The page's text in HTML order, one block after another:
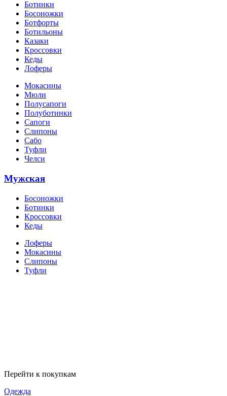
Ботинки
Босоножки
Ботфорты
Ботильоны
Казаки
Кроссовки
Кеды
Лоферы
Мокасины
Мюли
Полусапоги
Полуботинки
Сапоги
Слипоны
Сабо
Туфли
Челси
Мужская
Босоножки
Ботинки
Кроссовки
Кеды
Лоферы
Мокасины
Слипоны
Туфли
Перейти к покупкам
Одежда